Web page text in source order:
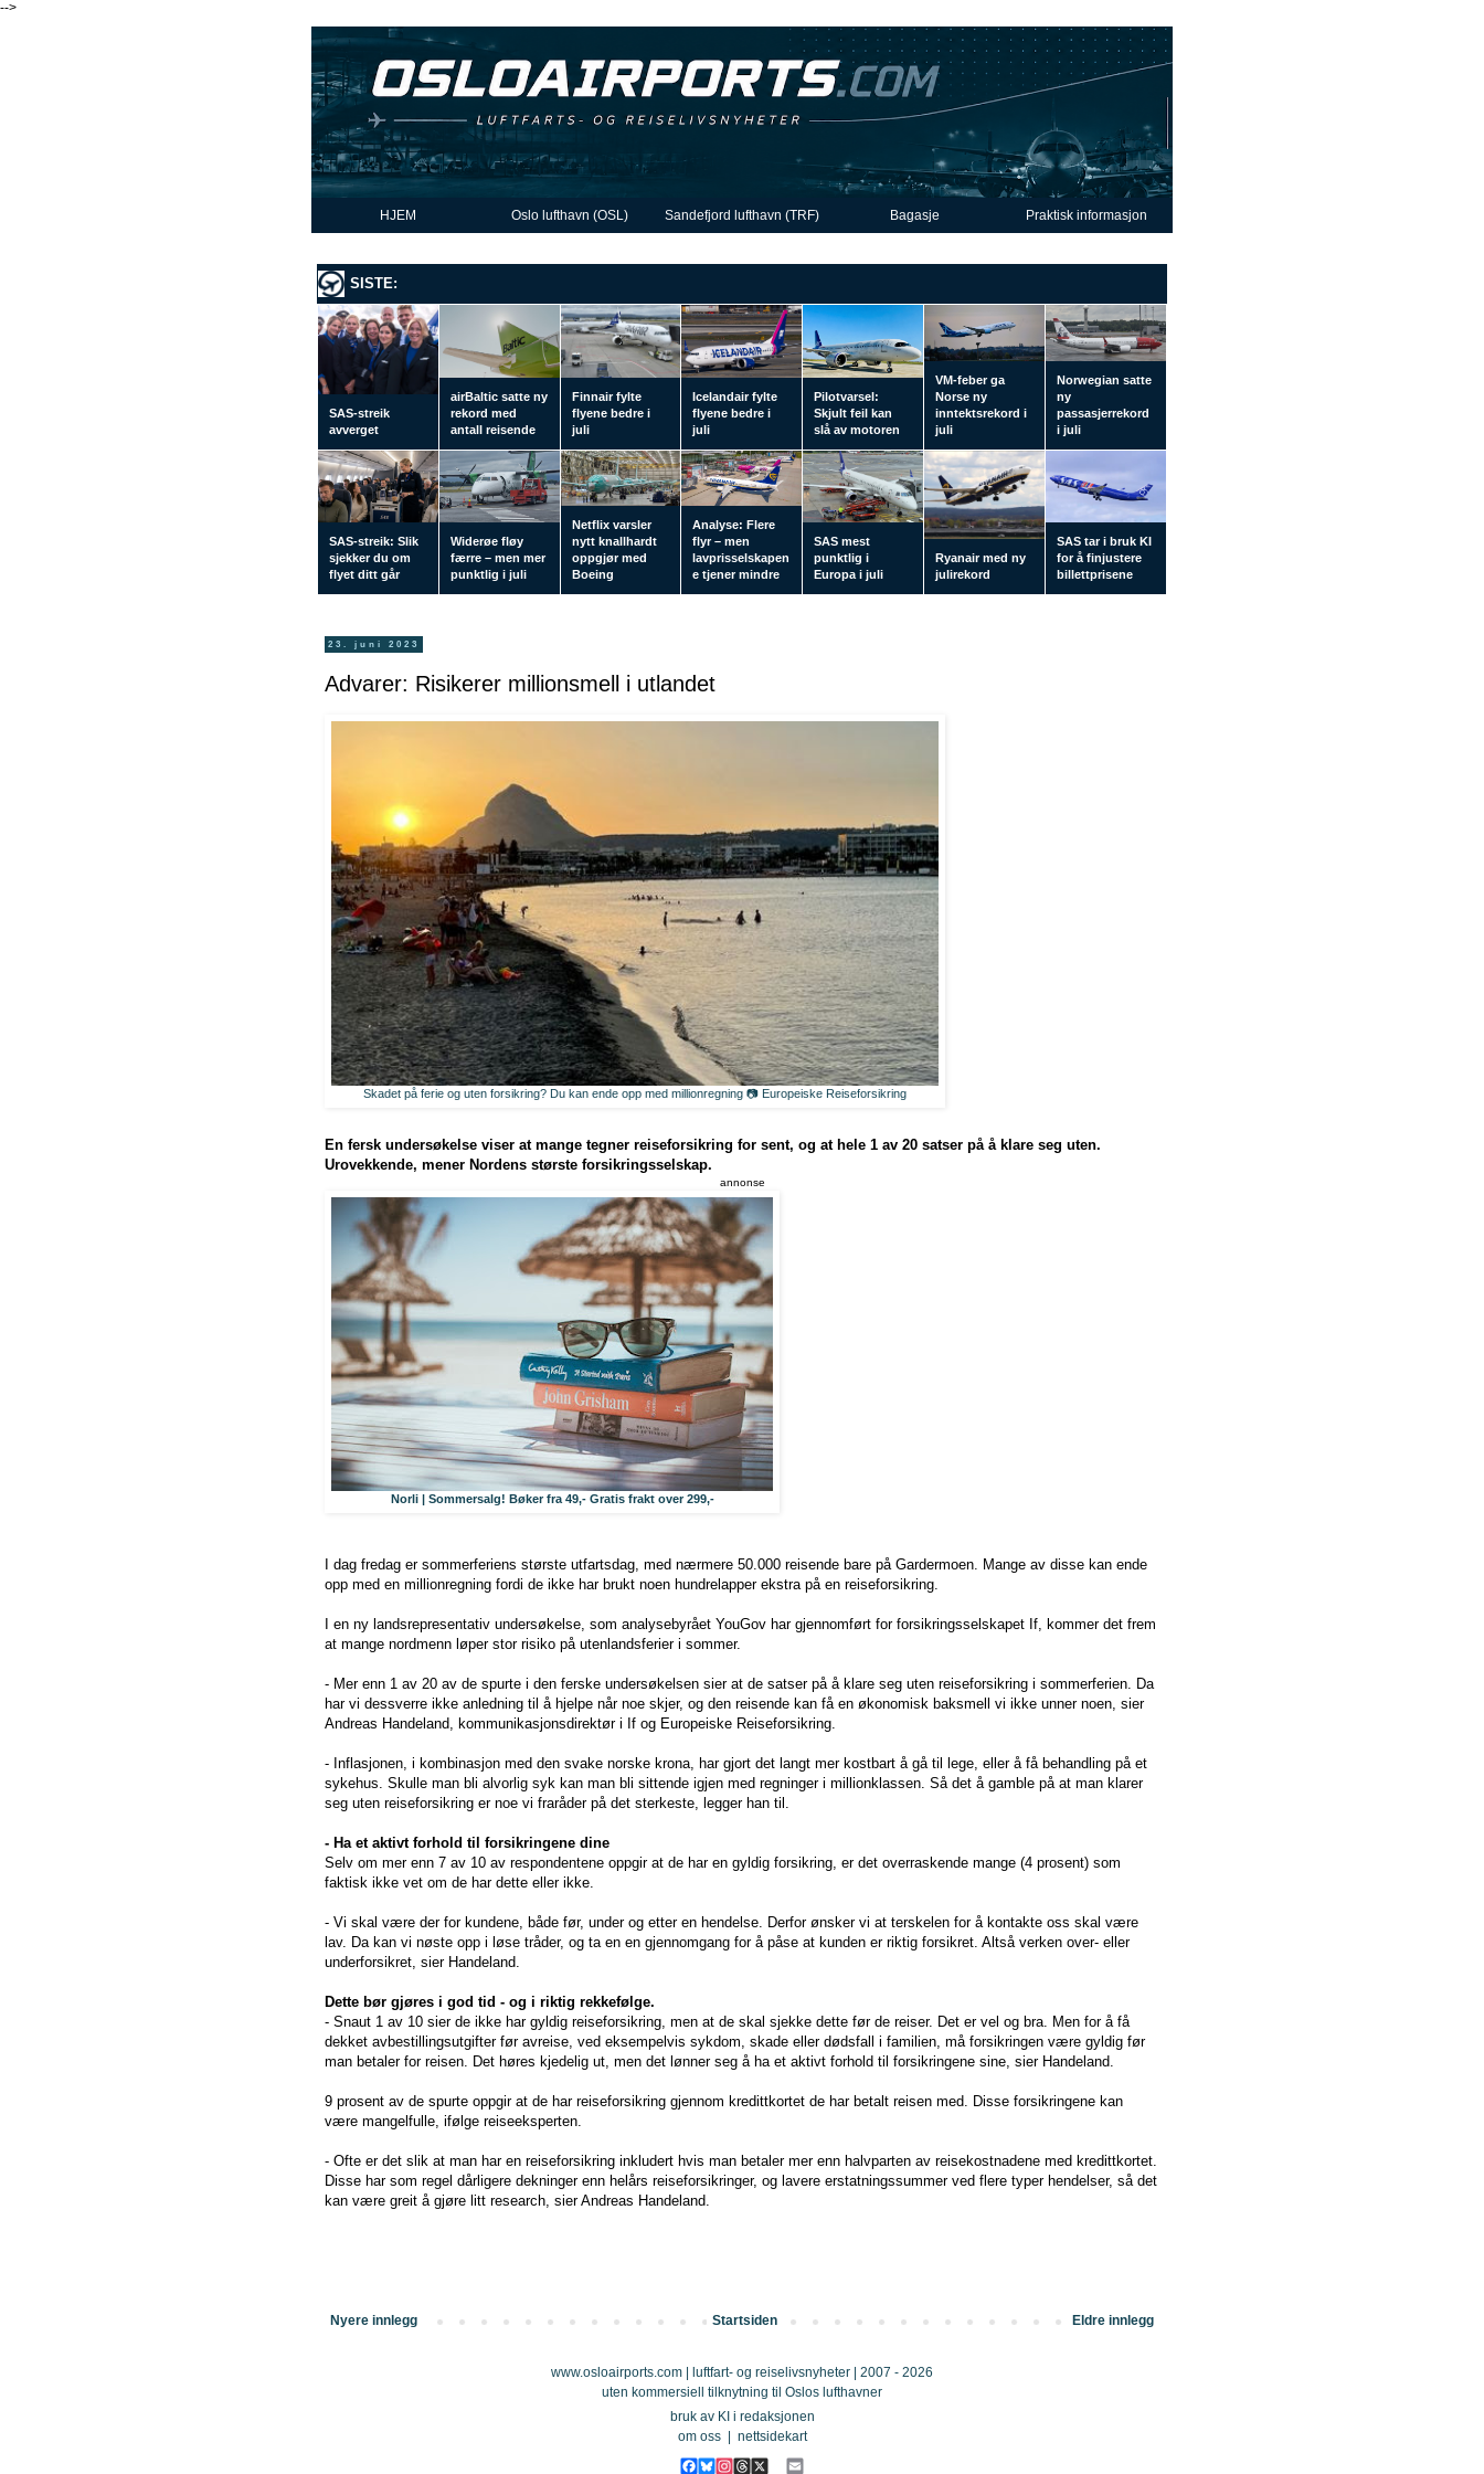
-->
HJEM Oslo lufthavn (OSL) Sandefjord lufthavn (TRF) Bagasje Praktisk informasjon
SISTE:
SAS-streik
avverget
airBaltic satte ny
rekord med
antall reisende
Finnair fylte
flyene bedre i
juli
Icelandair fylte
flyene bedre i
juli
Pilotvarsel:
Skjult feil kan
slå av motoren
VM-feber ga
Norse ny
inntektsrekord i
juli
Norwegian satte
ny
passasjerrekord
i juli
SAS-streik: Slik
sjekker du om
flyet ditt går
Widerøe fløy
færre – men mer
punktlig i juli
Netflix varsler
nytt knallhardt
oppgjør med
Boeing
Analyse: Flere
flyr – men
lavprisselskapen
e tjener mindre
SAS mest
punktlig i
Europa i juli
Ryanair med ny
julirekord
SAS tar i bruk KI
for å finjustere
billettprisene
23. juni 2023
Advarer: Risikerer millionsmell i utlandet
Skadet på ferie og uten forsikring? Du kan ende opp med millionregning 📷 Europeiske Reiseforsikring
En fersk undersøkelse viser at mange tegner reiseforsikring for sent, og at hele 1 av 20 satser på å klare seg uten.
Urovekkende, mener Nordens største forsikringsselskap.
annonse
Norli | Sommersalg! Bøker fra 49,- Gratis frakt over 299,-
I dag fredag er sommerferiens største utfartsdag, med nærmere 50.000 reisende bare på Gardermoen. Mange av disse kan ende
opp med en millionregning fordi de ikke har brukt noen hundrelapper ekstra på en reiseforsikring.
I en ny landsrepresentativ undersøkelse, som analysebyrået YouGov har gjennomført for forsikringsselskapet If, kommer det frem
at mange nordmenn løper stor risiko på utenlandsferier i sommer.
- Mer enn 1 av 20 av de spurte i den ferske undersøkelsen sier at de satser på å klare seg uten reiseforsikring i sommerferien. Da
har vi dessverre ikke anledning til å hjelpe når noe skjer, og den reisende kan få en økonomisk baksmell vi ikke unner noen, sier
Andreas Handeland, kommunikasjonsdirektør i If og Europeiske Reiseforsikring.
- Inflasjonen, i kombinasjon med den svake norske krona, har gjort det langt mer kostbart å gå til lege, eller å få behandling på et
sykehus. Skulle man bli alvorlig syk kan man bli sittende igjen med regninger i millionklassen. Så det å gamble på at man klarer
seg uten reiseforsikring er noe vi fraråder på det sterkeste, legger han til.
- Ha et aktivt forhold til forsikringene dine
Selv om mer enn 7 av 10 av respondentene oppgir at de har en gyldig forsikring, er det overraskende mange (4 prosent) som
faktisk ikke vet om de har dette eller ikke.
- Vi skal være der for kundene, både før, under og etter en hendelse. Derfor ønsker vi at terskelen for å kontakte oss skal være
lav. Da kan vi nøste opp i løse tråder, og ta en en gjennomgang for å påse at kunden er riktig forsikret. Altså verken over- eller
underforsikret, sier Handeland.
Dette bør gjøres i god tid - og i riktig rekkefølge.
- Snaut 1 av 10 sier de ikke har gyldig reiseforsikring, men at de skal sjekke dette før de reiser. Det er vel og bra. Men for å få
dekket avbestillingsutgifter før avreise, ved eksempelvis sykdom, skade eller dødsfall i familien, må forsikringen være gyldig før
man betaler for reisen. Det høres kjedelig ut, men det lønner seg å ha et aktivt forhold til forsikringene sine, sier Handeland.
9 prosent av de spurte oppgir at de har reiseforsikring gjennom kredittkortet de har betalt reisen med. Disse forsikringene kan
være mangelfulle, ifølge reiseeksperten.
- Ofte er det slik at man har en reiseforsikring inkludert hvis man betaler mer enn halvparten av reisekostnadene med kredittkortet.
Disse har som regel dårligere dekninger enn helårs reiseforsikringer, og lavere erstatningssummer ved flere typer hendelser, så det
kan være greit å gjøre litt research, sier Andreas Handeland.
Nyere innlegg Eldre innlegg
Startsiden
www.osloairports.com | luftfart- og reiselivsnyheter | 2007 - 2026
uten kommersiell tilknytning til Oslos lufthavner
bruk av KI i redaksjonen
om oss| nettsidekart